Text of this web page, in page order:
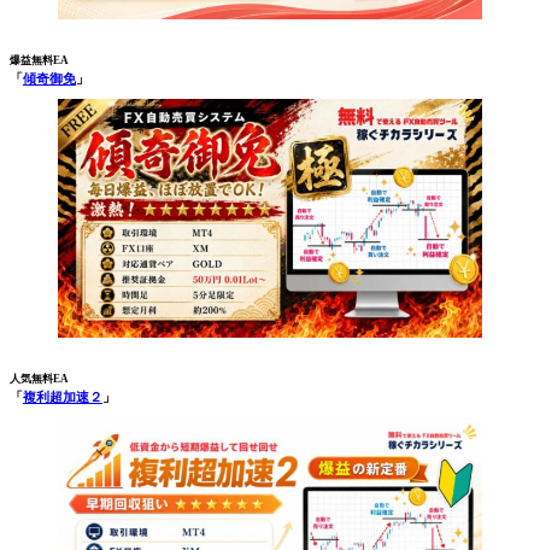
爆益無料EA
「 傾奇御免」
人気無料EA
「複利超加速２ 」